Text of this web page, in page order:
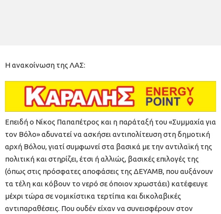
Η ανακοίνωση της ΛΑΣ:
Επειδή ο Νίκος Παπαπέτρος και η παράταξή του «Συμμαχία για
τον Βόλο» αδυνατεί να ασκήσει αντιπολίτευση στη δημοτική
αρχή Βόλου, γιατί συμφωνεί στα βασικά με την αντιλαϊκή της
πολιτική και στηρίζει, έτσι ή αλλιώς, βασικές επιλογές της
(όπως στις πρόσφατες αποφάσεις της ΔΕΥΑΜΒ, που αυξάνουν
τα τέλη και κόβουν το νερό σε όποιον χρωστάει) κατέφευγε
μέχρι τώρα σε νομικίστικα τερτίπια και δικολαβικές
αντιπαραθέσεις. Που ουδέν είχαν να συνεισφέρουν στον